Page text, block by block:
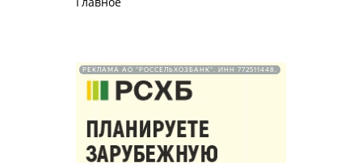
РЕКЛАМА АО "РОССЕЛЬХОЗБАНК". ИНН 772511448.